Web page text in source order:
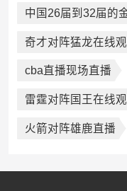
中国26届到32届的
奇才对阵猛龙在线
cba直播现场直播
雷霆对阵国王在线
火箭对阵雄鹿直播